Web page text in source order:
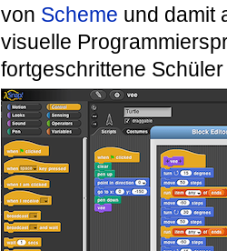
von Scheme und damit
visuelle
fortgeschrittene